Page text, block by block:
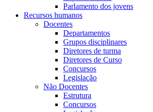
Parlamento dos jovens
Recursos humanos
Docentes
Departamentos
Grupos disciplinares
Diretores de turma
Diretores de Curso
Concursos
Legislação
Não Docentes
Estrutura
Concursos